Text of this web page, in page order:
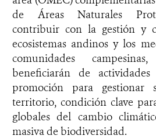
de Áreas Naturales
contribuir con la gestión y
ecosistemas andinos y los
comunidades
beneficiarán de
promoción para gestionar
territorio, condición clave
globales del cambio
masiva de biodiversidad.